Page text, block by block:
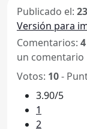
Publicado el:
Versión para
Comentarios: 4
un comentario
Votos: 10-
3.90/5
1
2